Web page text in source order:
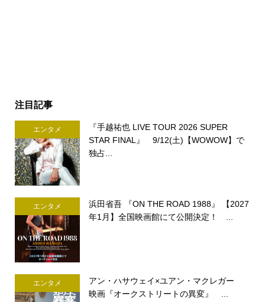
注目記事
エンタメ
『手越祐也 LIVE TOUR 2026 SUPER
STAR FINAL』 9/12(土)【WOWOW】で
独占...
エンタメ
浜田省吾 『ON THE ROAD 1988』 【2027
年1月】全国映画館にて公開決定！ ...
エンタメ
アン・ハサウェイ×ユアン・マクレガー
映画『オークストリートの異変』 ...